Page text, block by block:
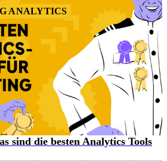
ANALYTICS
sind die besten Analytics Tools